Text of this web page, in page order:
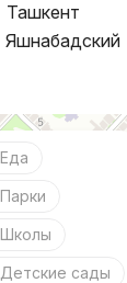
Ташкент
Яшнабадский
Еда
Парки
Школы
Детские сады